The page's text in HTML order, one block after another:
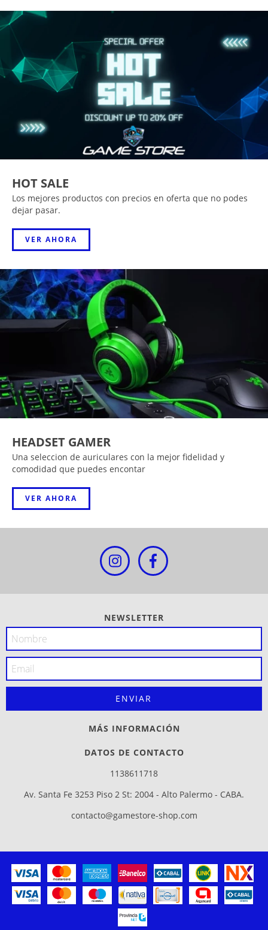
HOT SALE
Los mejores productos con precios en oferta que no podes
dejar pasar.
VER AHORA
HEADSET GAMER
Una seleccion de auriculares con la mejor fidelidad y
comodidad que puedes encontar
VER AHORA
NEWSLETTER
MÁS INFORMACIÓN
DATOS DE CONTACTO
1138611718
Av. Santa Fe 3253 Piso 2 St: 2004 - Alto Palermo - CABA.
contacto@gamestore-shop.com